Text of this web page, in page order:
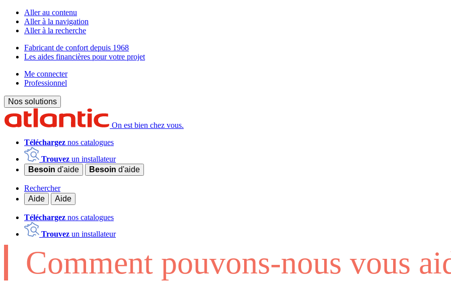
Aller au contenu
Aller à la navigation
Aller à la recherche
Fabricant de confort depuis 1968
Les aides financières pour votre projet
Me connecter
Professionnel
Nos solutions
On est bien chez vous.
Téléchargez nos catalogues
Trouvez un installateur
Besoin d'aide Besoin d'aide
Rechercher
Aide
Aide
Téléchargez nos catalogues
Trouvez un installateur
Comment pouvons-nous vous